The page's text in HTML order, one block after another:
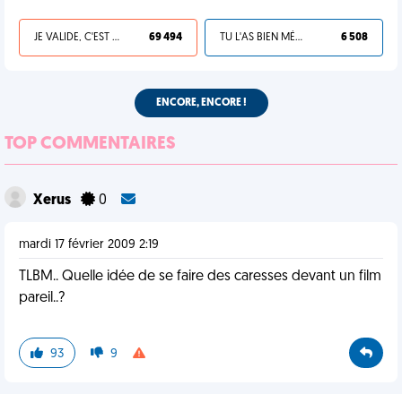
JE VALIDE, C'EST UNE VDM 69 494 TU L'AS BIEN MÉRITÉ 6 508
ENCORE, ENCORE !
TOP COMMENTAIRES
Xerus 0
mardi 17 février 2009 2:19
TLBM.. Quelle idée de se faire des caresses devant un film
pareil..?
93 9